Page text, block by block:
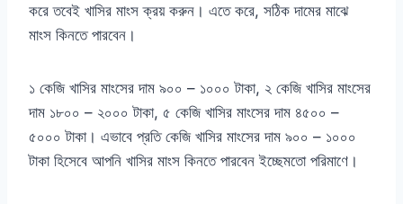
করে তবেই খাসির মাংস ক্রয় করুন। এতে করে, সঠিক দামের মাঝে
মাংস কিনতে পারবেন।
১ কেজি খাসির মাংসের দাম ৯০০ – ১০০০ টাকা, ২ কেজি খাসির মাংসের
দাম ১৮০০ – ২০০০ টাকা, ৫ কেজি খাসির মাংসের দাম ৪৫০০ –
৫০০০ টাকা। এভাবে প্রতি কেজি খাসির মাংসের দাম ৯০০ – ১০০০
টাকা হিসেবে আপনি খাসির মাংস কিনতে পারবেন ইচ্ছেমতো পরিমাণে।